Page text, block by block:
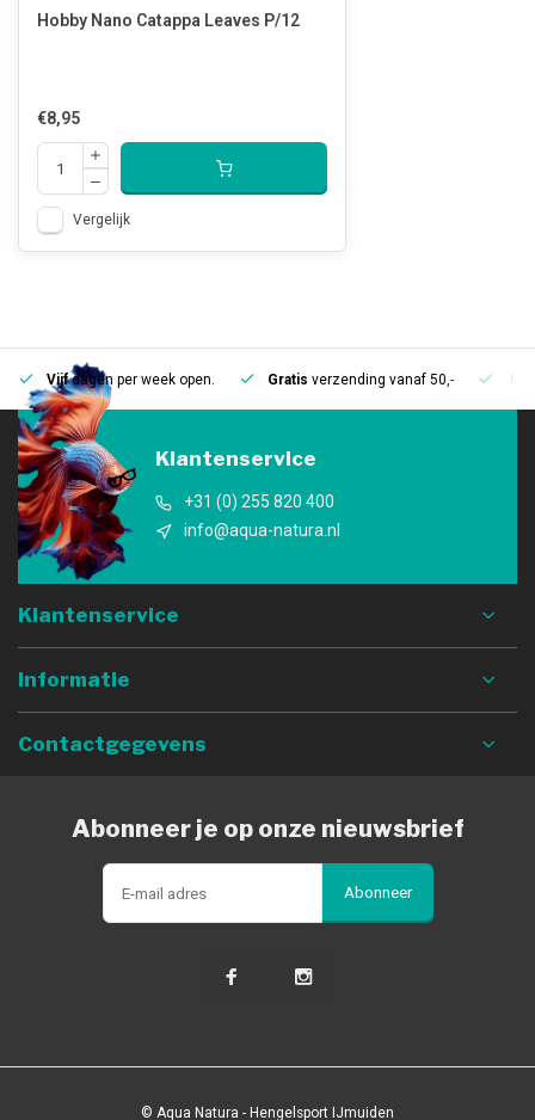
Hobby Nano Catappa Leaves P/12
€8,95
Vergelijk
Vijfdagen per week open. Gratis verzending vanaf 50,-
Klantenservice
+31 (0) 255 820 400
info@aqua-natura.nl
Klantenservice
Informatie
Contactgegevens
Abonneer je op onze nieuwsbrief
Abonneer
© Aqua Natura - Hengelsport IJmuiden